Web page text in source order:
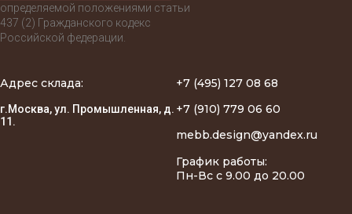
определяемой положениями статьи
437 (2) Гражданского кодекс
Российской федерации.
Адрес склада:
г.Москва, ул. Промышленная, д.
11.
+7 (495) 127 08 68
+7 (910) 779 06 60
mebb.design@yandex.ru
График работы:
Пн-Вс с 9.00 до 20.00